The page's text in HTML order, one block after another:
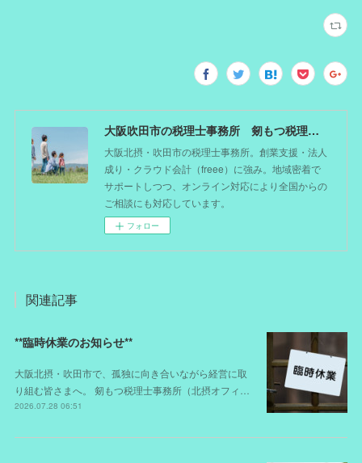
大阪吹田市の税理士事務所 剱もつ税理士（北摂オフィス）―かつてdoctorを目指した税理士が企業のホームドクターとしてあなたの事業をサポート。税理士が直接担当する『かかりつけ税理士』
大阪北摂・吹田市の税理士事務所。創業支援・法人
成り・クラウド会計（freee）に強み。地域密着で
サポートしつつ、オンライン対応により全国からの
ご相談にも対応しています。
フォロー
関連記事
**臨時休業のお知らせ**
大阪北摂・吹田市で、孤独に向き合いながら経営に取
り組む皆さまへ。 剱もつ税理士事務所（北摂オフィ…
2026.07.28 06:51